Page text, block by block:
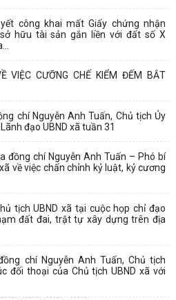
công khai mất Giấy chứng nhận
hữu tài sản gắn liền với đất số X
VIỆC CƯỠNG CHẾ KIỂM ĐẾM BẮT
chí Nguyễn Anh Tuấn, Chủ tịch Ủy
đạo UBND xã tuần 31
đồng chí Nguyễn Anh Tuấn – Phó bí
về việc chấn chỉnh kỷ luật, kỷ cương
tịch UBND xã tại cuộc họp chỉ đạo
đất đai, trật tự xây dựng trên địa
chí Nguyễn Anh Tuấn, Chủ tịch
đối thoại của Chủ tịch UBND xã với